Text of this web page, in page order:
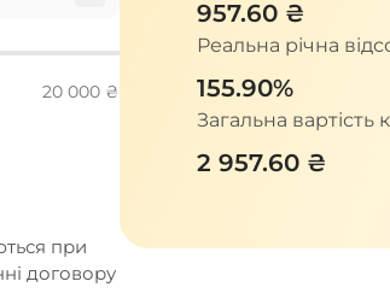
20 000 ₴
при
договору
957.60 ₴
Реальна річна
155.90%
Загальна вартість
2 957.60 ₴